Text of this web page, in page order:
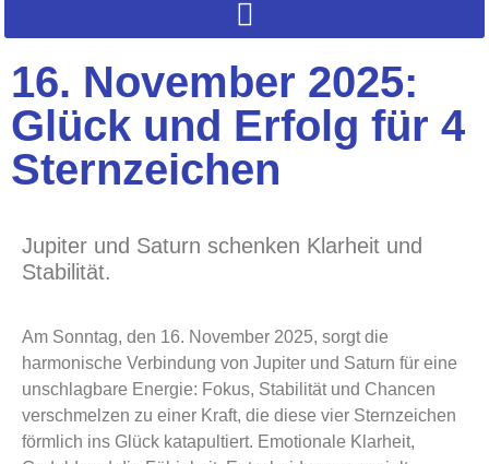
16. November 2025:
Glück und Erfolg für 4
Sternzeichen
Jupiter und Saturn schenken Klarheit und
Stabilität.
Am Sonntag, den 16. November 2025, sorgt die
harmonische Verbindung von Jupiter und Saturn für eine
unschlagbare Energie: Fokus, Stabilität und Chancen
verschmelzen zu einer Kraft, die diese vier Sternzeichen
förmlich ins Glück katapultiert. Emotionale Klarheit,